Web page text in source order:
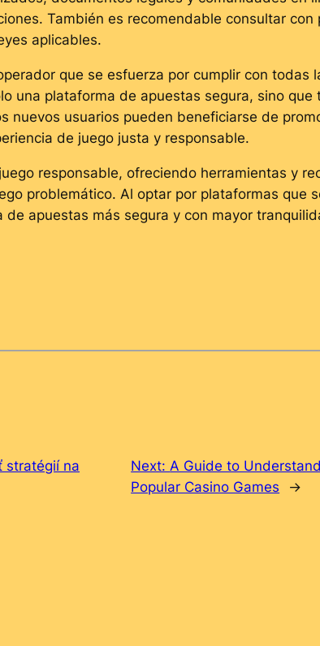
También es recomendable consultar
aplicables.
que se esfuerza por cumplir con
una plataforma de apuestas segura, sino
nuevos usuarios pueden beneficiarse de
de juego justa y responsable.
responsable, ofreciendo herramientas y
problemático. Al optar por plataformas que
apuestas más segura y con mayor
stratégií na
Next:A Guide to
Popular Casino Games
→